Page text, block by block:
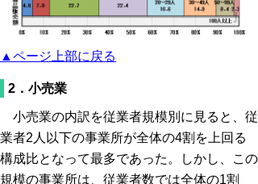
▲ページ上部に戻る
2．小売業
小売業の内訳を従業者規模別に見ると、従
業者2人以下の事業所が全体の4割を上回る
構成比となって最多であった。しかし、この
規模の事業所は、従業者数では全体の1割